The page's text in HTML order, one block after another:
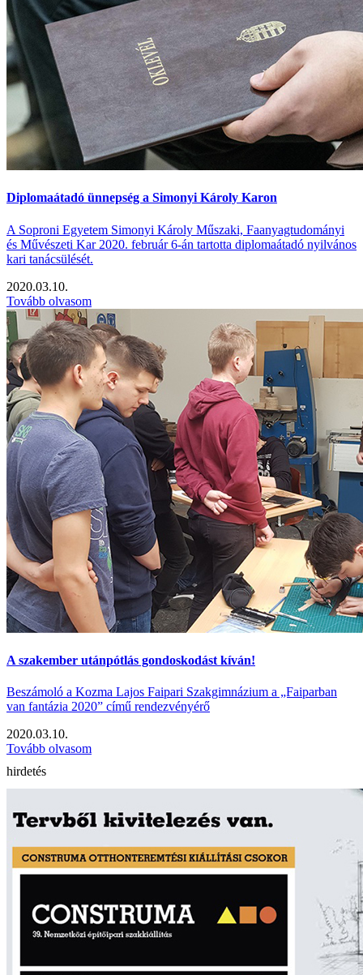
Diplomaátadó ünnepség a Simonyi Károly Karon
A Soproni Egyetem Simonyi Károly Műszaki, Faanyagtudományi
és Művészeti Kar 2020. február 6-án tartotta diplomaátadó nyilvános
kari tanácsülését.
2020.03.10.
Tovább olvasom
A szakember utánpótlás gondoskodást kíván!
Beszámoló a Kozma Lajos Faipari Szakgimnázium a „Faiparban
van fantázia 2020” című rendezvényérő
2020.03.10.
Tovább olvasom
hirdetés